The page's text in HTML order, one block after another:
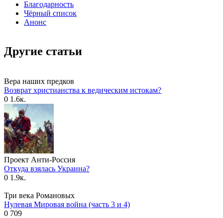
Благодарность
Чёрный список
Анонс
Другие статьи
Вера наших предков
Возврат христианства к ведическим истокам?
0 1.6к.
Проект Анти-Россия
Откуда взялась Украина?
0 1.9к.
Три века Романовых
Нулевая Мировая война (часть 3 и 4)
0 709